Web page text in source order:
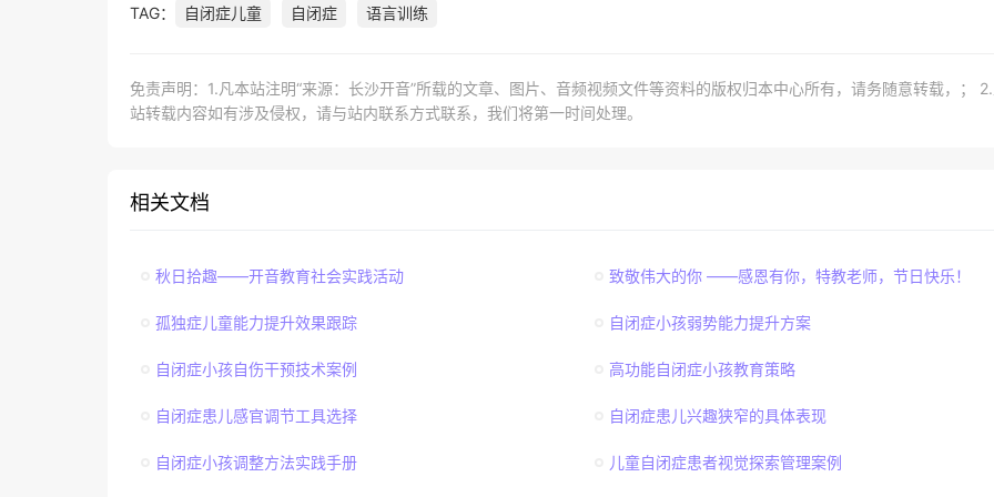
TAG： 自闭症儿童 自闭症 语言训练
免责声明：1.凡本站注明“来源：长沙开音”所载的文章、图片、音频视频文件等资料的版权归本中心所有，请务随意转载，；
站转载内容如有涉及侵权，请与站内联系方式联系，我们将第一时间处理。
相关文档
秋日拾趣——开音教育社会实践活动 致敬伟大的你 ——感恩有你，特教老师，节日快乐！
孤独症儿童能力提升效果跟踪 自闭症小孩弱势能力提升方案
自闭症小孩自伤干预技术案例 高功能自闭症小孩教育策略
自闭症患儿感官调节工具选择 自闭症患儿兴趣狭窄的具体表现
自闭症小孩调整方法实践手册 儿童自闭症患者视觉探索管理案例